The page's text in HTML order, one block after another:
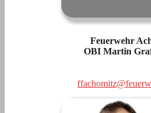
Feuerwehr
OBI Martin